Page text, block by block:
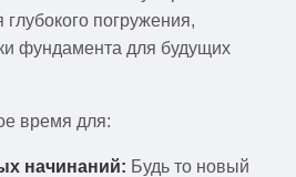
погружения,
фундамента для будущих
время для:
начинаний: Будь то новый